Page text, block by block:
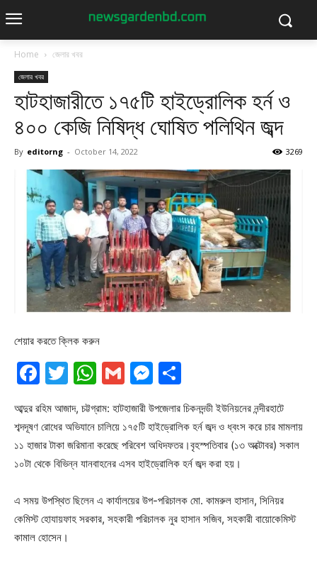
Home জেলার খবর
জেলার খবর
হাটহাজারীতে ১৭৫টি হাইড্রোলিক হর্ন ও
৪০০ কেজি নিষিদ্ধ ঘোষিত পলিথিন জব্দ
By editorng - October 14, 2022 3269
শেয়ার করতে ক্লিক করুন
Facebook
Twitter
WhatsApp
GmailMessenger
আব্দুর রহিম আজাদ, চট্টগ্রাম: হাটহাজারী উপজেলার চিকনদন্ডী ইউনিয়নের নন্দীরহাটে
শব্দদূষণ রোধের অভিযানে চালিয়ে ১৭৫টি হাইড্রোলিক হর্ন জব্দ ও ধ্বংস করে চার মামলায়
১১ হাজার টাকা জরিমানা করেছে পরিবেশ অধিদফতর।বৃহস্পতিবার (১৩ অক্টোবর) সকাল
১০টা থেকে বিভিন্ন যানবাহনের এসব হাইড্রোলিক হর্ন জব্দ করা হয়।
এ সময় উপস্থিত ছিলেন এ কার্যালয়ের উপ-পরিচালক মো. কামরুল হাসান, সিনিয়র
কেমিস্ট হোযায়ফাহ সরকার, সহকারী পরিচালক নুর হাসান সজিব, সহকারী বায়োকেমিস্ট
কামাল হোসেন।